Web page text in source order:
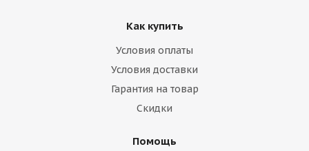
Как купить
Условия оплаты
Условия доставки
Гарантия на товар
Скидки
Помощь